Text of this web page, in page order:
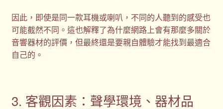
因此，即使是同一款耳機或喇叭，不同的人聽到的感受也
可能截然不同。這也解釋了為什麼網路上會有那麼多關於
音響器材的評價，但最終還是要親自體驗才能找到最適合
自己的。
3. 客觀因素：聲學環境、器材品